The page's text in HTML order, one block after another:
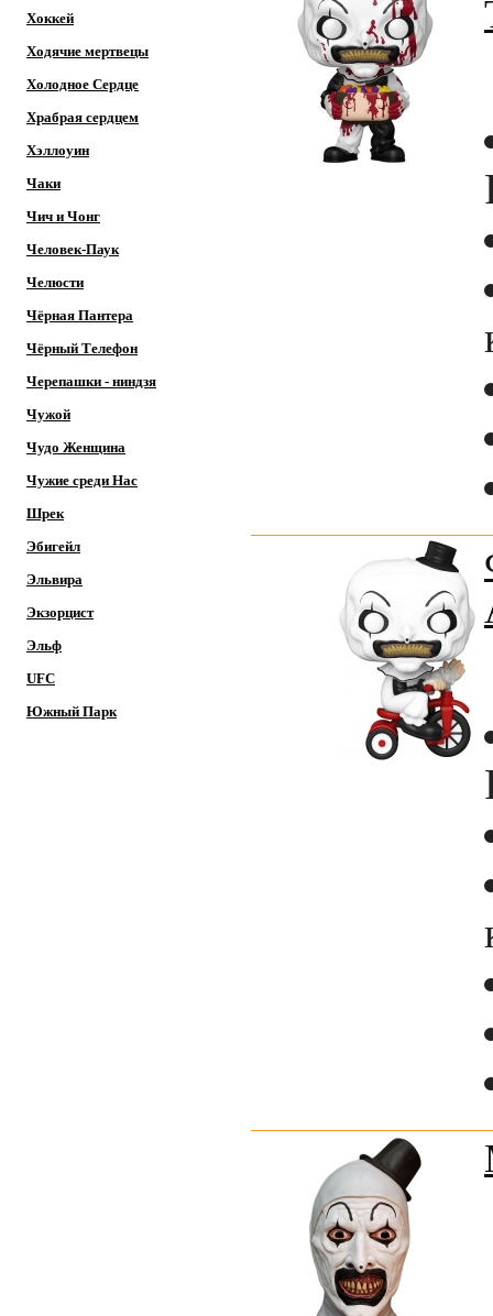
Хоккей
Ходячие мертвецы
Холодное Сердце
Храбрая сердцем
Хэллоуин
Чаки
Чич и Чонг
Человек-Паук
Челюсти
Чёрная Пантера
Чёрный Телефон
Черепашки - ниндзя
Чужой
Чудо Женщина
Чужие среди Нас
Шрек
Эбигейл
Эльвира
Экзорцист
Эльф
UFC
Южный Парк